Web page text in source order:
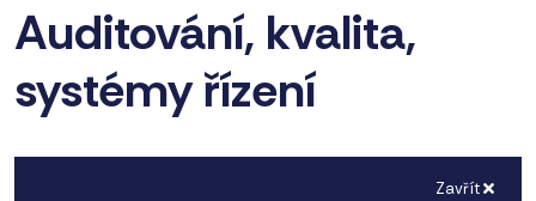
Auditování, kvalita,
systémy řízení
Zavřít